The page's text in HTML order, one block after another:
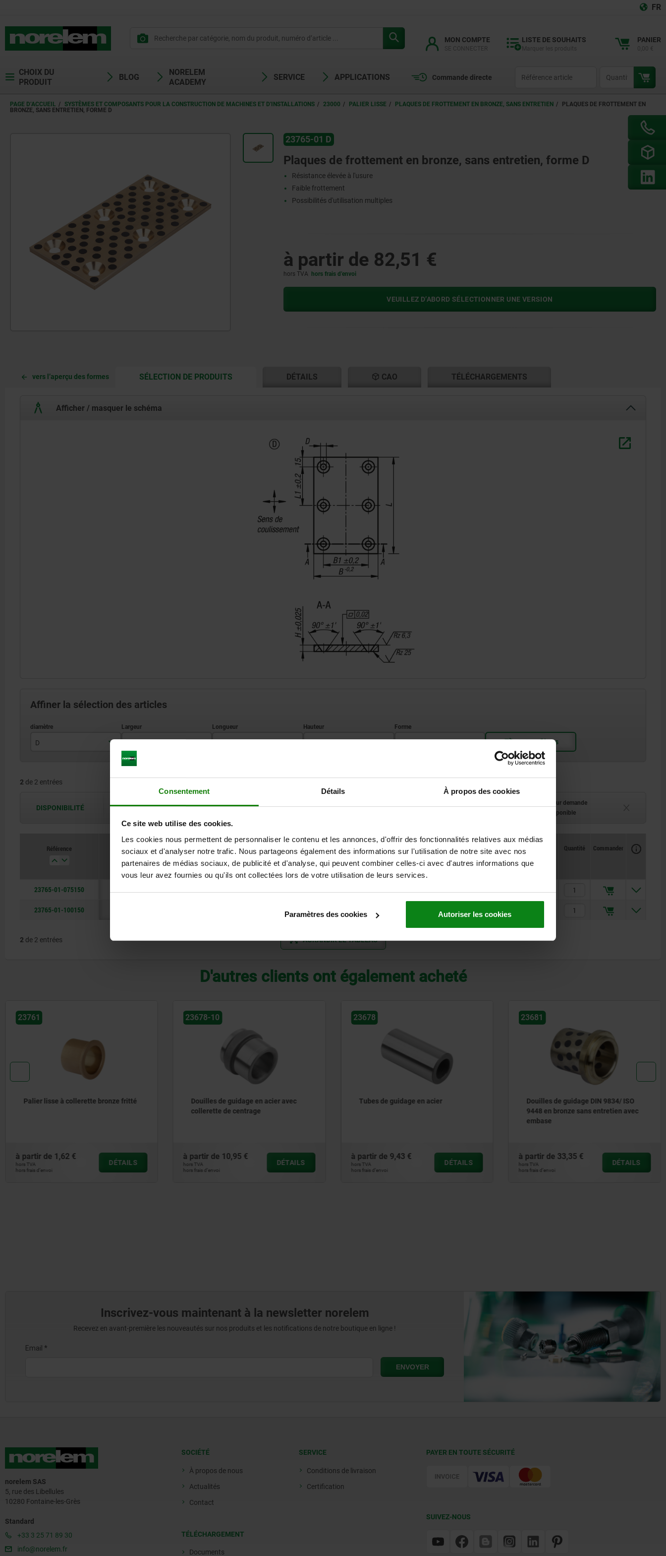
Consentement Détails À propos des cookies
Ce site web utilise des cookies.
Les cookies nous permettent de personnaliser le contenu et les annonces, d'offrir des fonctionnalités relatives aux médias
sociaux et d'analyser notre trafic. Nous partageons également des informations sur l'utilisation de notre site avec nos
partenaires de médias sociaux, de publicité et d'analyse, qui peuvent combiner celles-ci avec d'autres informations que
vous leur avez fournies ou qu'ils ont collectées lors de votre utilisation de leurs services.
Paramètres des cookies Autoriser les cookies
FR
MON COMPTE LISTE DE SOUHAITS PANIER
CHOIX DU
PRODUIT
BLOG
NORELEM
ACADEMY
SERVICE APPLICATIONS Commande directe
PAGE D’ACCUEIL SYSTÈMES ET COMPOSANTS POUR LA CONSTRUCTION DE MACHINES ET D'INSTALLATIONS 23000 PALIER LISSE PLAQUES DE FROTTEMENT EN BRONZE, SANS ENTRETIEN
PLAQUES DE FROTTEMENT EN
BRONZE, SANS ENTRETIEN, FORME D
23765-01 D
Plaques de frottement en bronze, sans entretien, forme D
Résistance élevée à l'usure
Faible frottement
Possibilités d'utilisation multiples
à partir de 82,51 €
hors TVA hors frais d’envoi
VEUILLEZ D’ABORD SÉLECTIONNER UNE VERSION
vers l’aperçu des formes SÉLECTION DE PRODUITSCURRENT
CURRENT
DÉTAILS CAO TÉLÉCHARGEMENTS
Afficher / masquer le schéma
Affiner la sélection des articles
D
2 de 2 entrées
DISPONIBILITÉ Les disponibilités sont actualisées plusieurs fois par jour à intervalles réguliers.
Délai de livraison sur demande
Actuellement indisponible
Référence
D
B L H Forme B1 L1
CAO
Prix
Quantité Commander
23765-01-075150 82,51 €
23765-01-100150 60
2 de 2 entrées AGRANDIR LE TABLEAU
D'autres clients ont également acheté
23678-10
Douilles de guidage en acier avec
à partir de10,95 €
hors TVA
hors frais d’envoi
DÉTAILS
23678
Tubes de guidage en acier
à partir de9,43 €
hors TVA
hors frais d’envoi
DÉTAILS
23681
Douilles de guidage DIN 9834/ ISO
à partir de33,35 €
hors TVA
hors frais d’envoi
DÉTAILS
23730
Palier lisse cylindrique
à partir de0,40 €
hors TVA
hors frais d’envoi
DÉTAILS
Inscrivez-vous maintenant à la newsletter norelem
Recevez en avant-première les nouveautés sur nos produits et les notifications de notre boutique en ligne !
norelem SAS
5, rue des Libellules
10280 Fontaine-les-Grès
Standard
+33 3 25 71 89 30
info@norelem.fr
SOCIÉTÉ
À propos de nous
Actualités
Contact
TÉLÉCHARGEMENT
Documents
SERVICE
Conditions de livraison
Certification
PAYER EN TOUTE SÉCURITÉ
SUIVEZ-NOUS